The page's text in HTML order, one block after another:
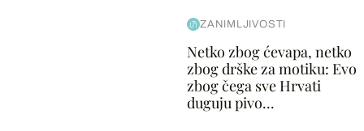
ZANIMLJIVOSTI
Netko zbog ćevapa, netko
zbog drške za motiku: Evo
zbog čega sve Hrvati
duguju pivo...